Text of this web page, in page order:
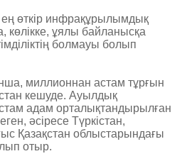
өткір инфрақұрылымдық
көлікке, ұялы байланысқа
болмауы болып
миллионнан астам тұрғын
кешуде. Ауылдық
адам орталықтандырылған
әсіресе ­Түркістан,
Қазақстан облыстарындағы
отыр.